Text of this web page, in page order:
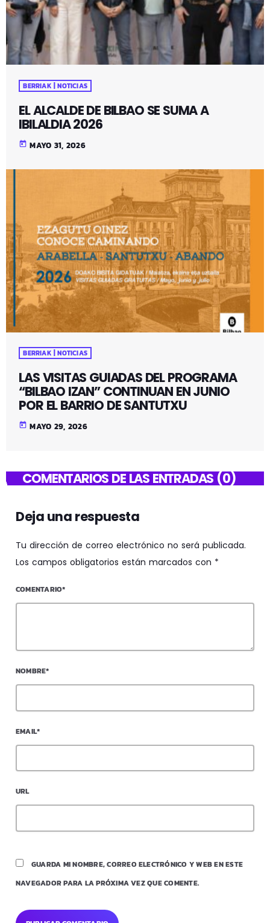
BERRIAK | NOTICIAS
EL ALCALDE DE BILBAO SE SUMA A
IBILALDIA 2026
today MAYO 31, 2026
BERRIAK | NOTICIAS
LAS VISITAS GUIADAS DEL PROGRAMA
“BILBAO IZAN” CONTINUAN EN JUNIO
POR EL BARRIO DE SANTUTXU
today MAYO 29, 2026
COMENTARIOS DE LAS ENTRADAS (0)
Deja una respuesta
Tu dirección de correo electrónico no será publicada.
Los campos obligatorios están marcados con *
COMENTARIO*
NOMBRE*
EMAIL*
URL
GUARDA MI NOMBRE, CORREO ELECTRÓNICO Y WEB EN ESTE
NAVEGADOR PARA LA PRÓXIMA VEZ QUE COMENTE.